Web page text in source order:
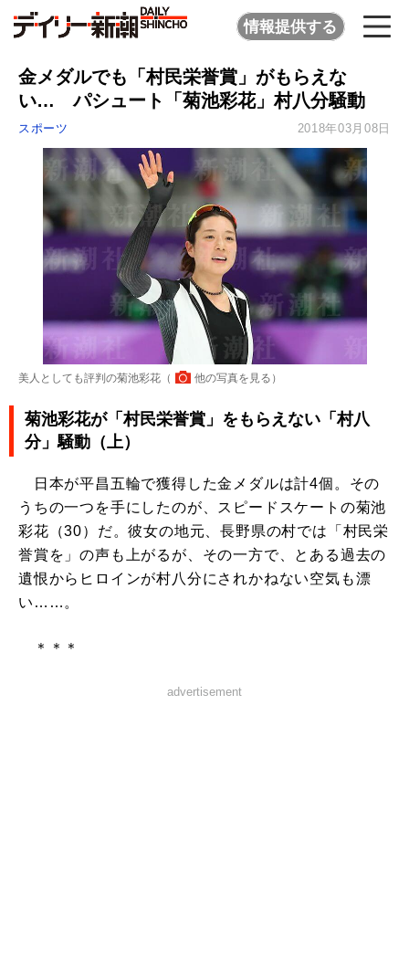
情報提供する
金メダルでも「村民栄誉賞」がもらえな
い… パシュート「菊池彩花」村八分騒動
スポーツ 2018年03月08日
美人としても評判の菊池彩花（ 他の写真を見る ）
菊池彩花が「村民栄誉賞」をもらえない「村八
分」騒動（上）
日本が平昌五輪で獲得した金メダルは計4個。その
うちの一つを手にしたのが、スピードスケートの菊池
彩花（30）だ。彼女の地元、長野県の村では「村民栄
誉賞を」の声も上がるが、その一方で、とある過去の
遺恨からヒロインが村八分にされかねない空気も漂
い……。
＊＊＊
advertisement